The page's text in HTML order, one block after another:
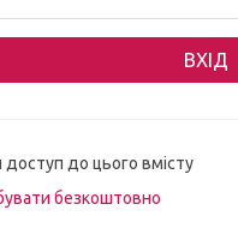
до цього вмісту
безкоштовно